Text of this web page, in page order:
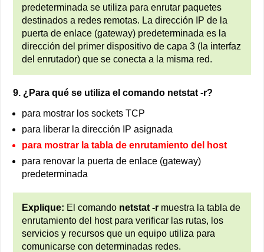
predeterminada se utiliza para enrutar paquetes
destinados a redes remotas. La dirección IP de la
puerta de enlace (gateway) predeterminada es la
dirección del primer dispositivo de capa 3 (la interfaz
del enrutador) que se conecta a la misma red.
9. ¿Para qué se utiliza el comando netstat -r?
para mostrar los sockets TCP
para liberar la dirección IP asignada
para mostrar la tabla de enrutamiento del host
para renovar la puerta de enlace (gateway)
predeterminada
Explique: El comando netstat -r muestra la tabla de
enrutamiento del host para verificar las rutas, los
servicios y recursos que un equipo utiliza para
comunicarse con determinadas redes.